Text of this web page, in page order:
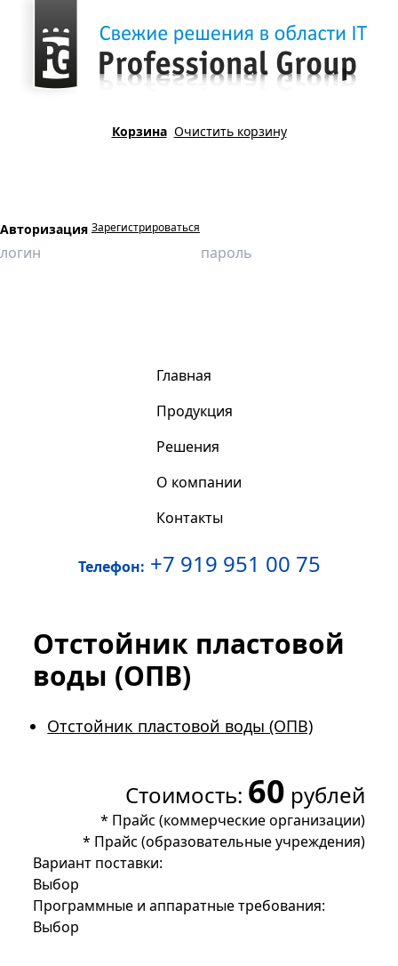
Корзина Очистить корзину
Авторизация Зарегистрироваться
Главная
Продукция
Решения
О компании
Контакты
Телефон: +7 919 951 00 75
Отстойник пластовой
воды (ОПВ)
Отстойник пластовой воды (ОПВ)
Стоимость: 60 рублей
* Прайс (коммерческие организации)
* Прайс (образовательные учреждения)
Вариант поставки:
Выбор
Программные и аппаратные требования:
Выбор